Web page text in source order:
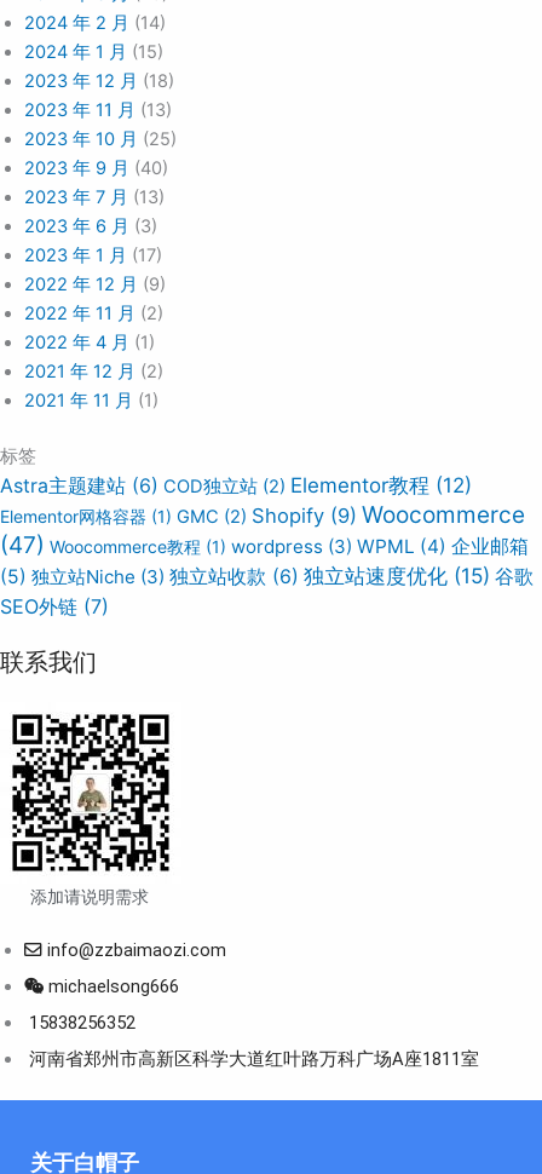
2024 年 2 月 (14)
2024 年 1 月 (15)
2023 年 12 月 (18)
2023 年 11 月 (13)
2023 年 10 月 (25)
2023 年 9 月 (40)
2023 年 7 月 (13)
2023 年 6 月 (3)
2023 年 1 月 (17)
2022 年 12 月 (9)
2022 年 11 月 (2)
2022 年 4 月 (1)
2021 年 12 月 (2)
2021 年 11 月 (1)
标签
Astra主题建站 (6) COD独立站 (2) Elementor教程 (12)
Elementor网格容器 (1) GMC (2) Shopify (9) Woocommerce
(47) Woocommerce教程 (1) wordpress (3) WPML (4) 企业邮箱
(5) 独立站Niche (3) 独立站收款 (6) 独立站速度优化 (15) 谷歌
SEO外链 (7)
联系我们
添加请说明需求
info@zzbaimaozi.com
michaelsong666
15838256352
河南省郑州市高新区科学大道红叶路万科广场A座1811室
关于白帽子